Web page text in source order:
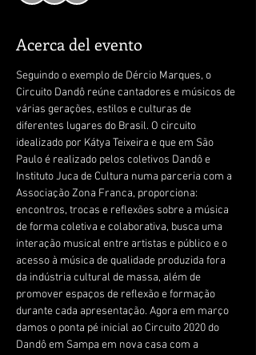
Acerca del evento
Seguindo o exemplo de Dércio Marques, o
Circuito Dandô reúne cantadores e músicos de
várias gerações, estilos e culturas de
diferentes lugares do Brasil. O circuito
idealizado por Kátya Teixeira e que em São
Paulo é realizado pelos coletivos Dandô e
Instituto Juca de Cultura numa parceria com a
Associação Zona Franca, proporciona:
encontros, trocas e reflexões sobre a música
de forma coletiva e colaborativa, busca uma
interação musical entre artistas e público e o
acesso à música de qualidade produzida fora
da indústria cultural de massa, além de
promover espaços de reflexão e formação
durante cada apresentação. Agora em março
damos o ponta pé inicial ao Circuito 2020 do
Dandô em Sampa em nova casa com a